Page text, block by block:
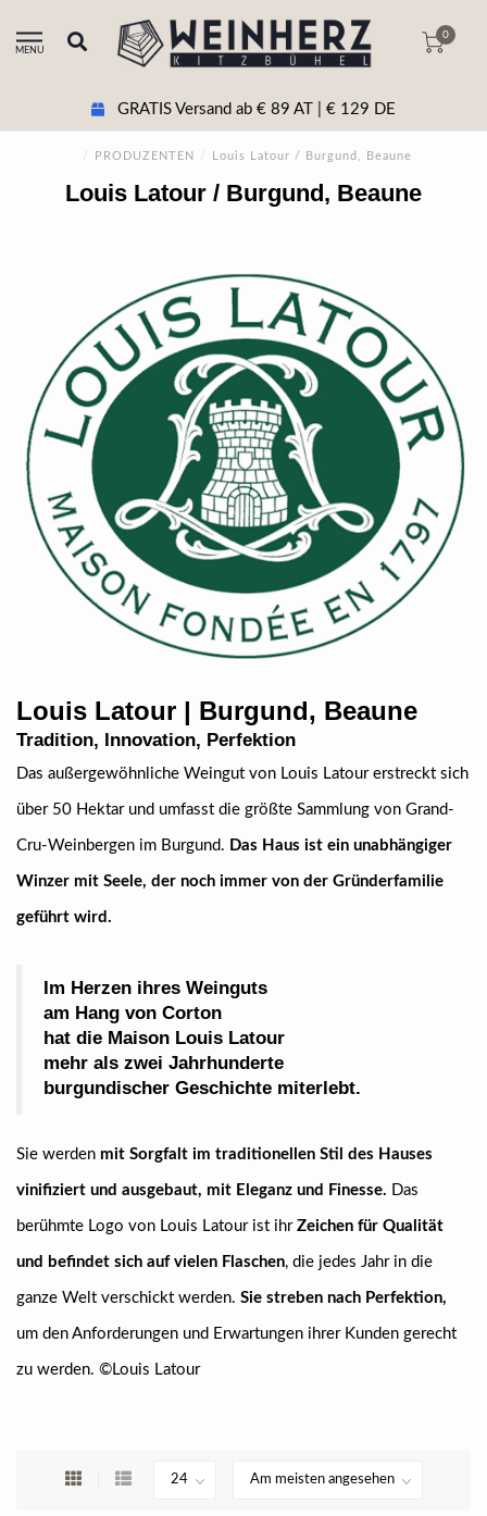
MENU
0
GRATIS Versand ab € 89 AT | € 129 DE
/ PRODUZENTEN / Louis Latour / Burgund, Beaune
Louis Latour / Burgund, Beaune
Louis Latour | Burgund, Beaune
Tradition, Innovation, Perfektion
Das außergewöhnliche Weingut von Louis Latour erstreckt sich
über 50 Hektar und umfasst die größte Sammlung von Grand-
Cru-Weinbergen im Burgund. Das Haus ist ein unabhängiger
Winzer mit Seele, der noch immer von der Gründerfamilie
geführt wird.
Im Herzen ihres Weinguts
am Hang von Corton
hat die Maison Louis Latour
mehr als zwei Jahrhunderte
burgundischer Geschichte miterlebt.
Sie werden mit Sorgfalt im traditionellen Stil des Hauses
vinifiziert und ausgebaut, mit Eleganz und Finesse. Das
berühmte Logo von Louis Latour ist ihr Zeichen für Qualität
und befindet sich auf vielen Flaschen, die jedes Jahr in die
ganze Welt verschickt werden. Sie streben nach Perfektion,
um den Anforderungen und Erwartungen ihrer Kunden gerecht
zu werden. ©Louis Latour